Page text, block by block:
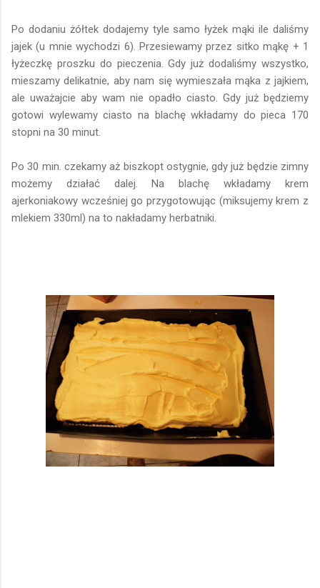
Po dodaniu żółtek dodajemy tyle samo łyżek mąki ile daliśmy
jajek (u mnie wychodzi 6). Przesiewamy przez sitko mąkę + 1
łyżeczkę proszku do pieczenia. Gdy już dodaliśmy wszystko,
mieszamy delikatnie, aby nam się wymieszała mąka z jajkiem,
ale uważajcie aby wam nie opadło ciasto. Gdy już będziemy
gotowi wylewamy ciasto na blachę wkładamy do pieca 170
stopni na 30 minut.
Po 30 min. czekamy aż biszkopt ostygnie, gdy już będzie zimny
możemy działać dalej. Na blachę wkładamy krem
ajerkoniakowy wcześniej go przygotowując (miksujemy krem z
mlekiem 330ml) na to nakładamy herbatniki.